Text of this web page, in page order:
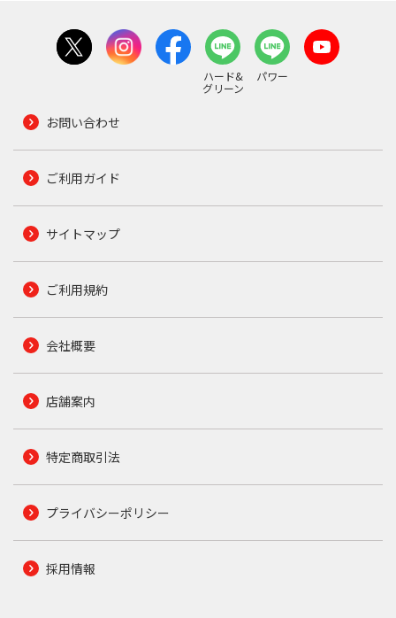
ハード&
グリーン
パワー
お問い合わせ
ご利用ガイド
サイトマップ
ご利用規約
会社概要
店舗案内
特定商取引法
プライバシーポリシー
採用情報